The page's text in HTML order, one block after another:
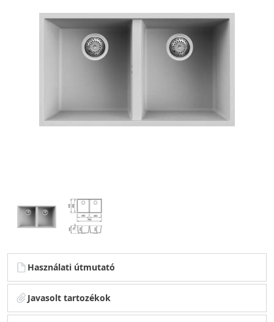
Használati útmutató
Javasolt tartozékok